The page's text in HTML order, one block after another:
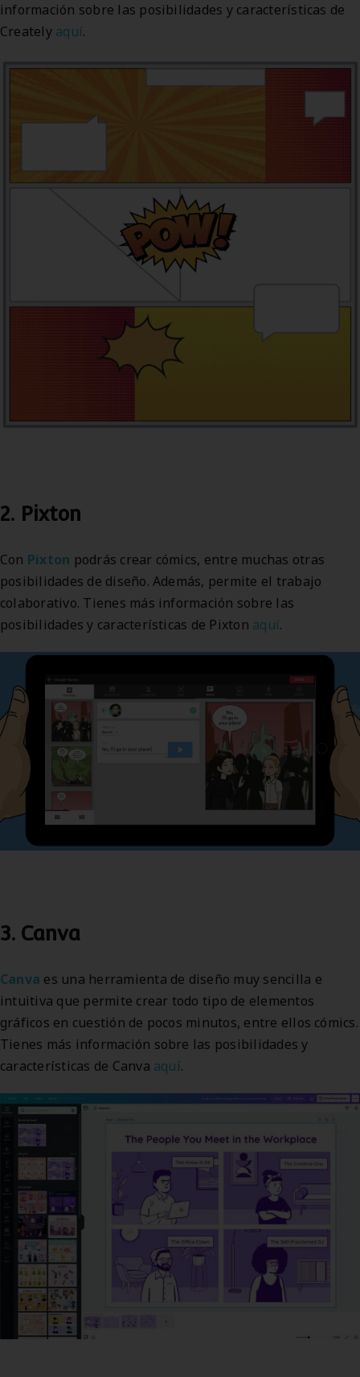
información sobre las posibilidades y características de
Creately aquí.
2. Pixton
Con Pixton podrás crear cómics, entre muchas otras
posibilidades de diseño. Además, permite el trabajo
colaborativo. Tienes más información sobre las
posibilidades y características de Pixton aquí.
3. Canva
Canva es una herramienta de diseño muy sencilla e
intuitiva que permite crear todo tipo de elementos
gráficos en cuestión de pocos minutos, entre ellos cómics.
Tienes más información sobre las posibilidades y
características de Canva aquí.